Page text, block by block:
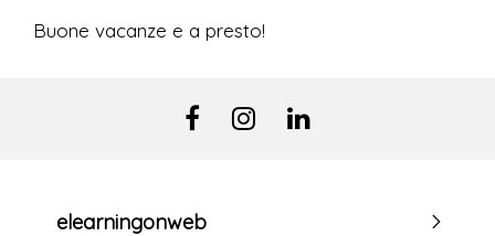
Buone vacanze e a presto!
elearningonweb